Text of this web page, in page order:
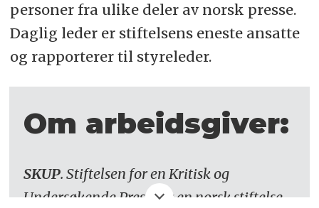
personer fra ulike deler av norsk presse.
Daglig leder er stiftelsens eneste ansatte
og rapporterer til styreleder.
Om arbeidsgiver:
SKUP. Stiftelsen for en Kritisk og
Undersøkende Presse er en norsk stiftelse